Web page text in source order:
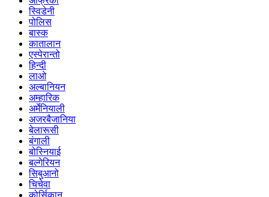
स्विडेनी
पोलिस
बास्क
कातालान
एस्पेरान्तो
हिन्दी
लाओ
अल्बानियन
अम्हारिक
अर्मेनियाली
अजरबैजानिया
बेलारूसी
बंगाली
बोस्नियाई
बल्गेरियन
सिबुआनो
चिचेवा